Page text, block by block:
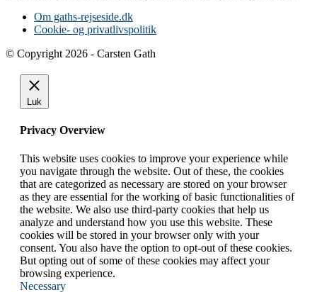
Om gaths-rejseside.dk
Cookie- og privatlivspolitik
© Copyright 2026 - Carsten Gath
Luk
Privacy Overview
This website uses cookies to improve your experience while
you navigate through the website. Out of these, the cookies
that are categorized as necessary are stored on your browser
as they are essential for the working of basic functionalities of
the website. We also use third-party cookies that help us
analyze and understand how you use this website. These
cookies will be stored in your browser only with your
consent. You also have the option to opt-out of these cookies.
But opting out of some of these cookies may affect your
browsing experience.
Necessary